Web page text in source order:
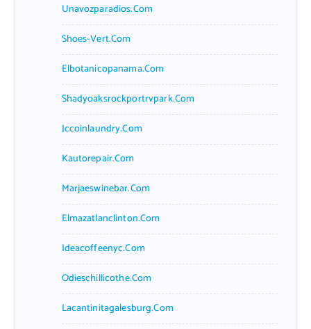
Unavozparadios.com
Shoes-Vert.com
Elbotanicopanama.com
Shadyoaksrockportrvpark.com
Jccoinlaundry.com
Kautorepair.com
Marjaeswinebar.com
Elmazatlanclinton.com
Ideacoffeenyc.com
Odieschillicothe.com
Lacantinitagalesburg.com